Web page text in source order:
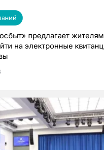
предлагает жителям
на электронные